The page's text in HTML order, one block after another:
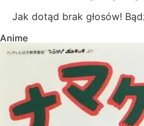
Jak dotąd brak głosów!
Anime